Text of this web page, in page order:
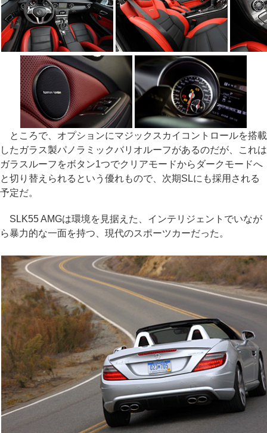
ところで、オプションにマジックスカイコントロールを搭載
したガラス製パノラミックバリオルーフがあるのだが、これは
ガラスルーフをボタン1つでクリアモードからダークモードへ
と切り替えられるという優れもので、次期SLにも採用される
予定だ。
SLK55 AMGは環境を見据えた、インテリジェントでいなが
ら暴力的な一面を持つ、現代のスポーツカーだった。